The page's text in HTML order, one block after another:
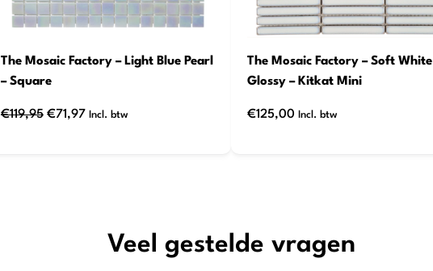
The Mosaic Factory – Light Blue Pearl
– Square
€119,95 Oorspronkelijke
€71,97Huidige
Incl. btw
The Mosaic Factory – Soft White
Glossy – Kitkat Mini
€125,00 Incl. btw
Veel gestelde vragen